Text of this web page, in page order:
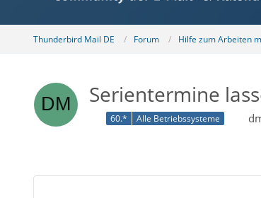
Thunderbird Mail DE Forum Hilfe zum Arbeiten
Serientermine
60.* Alle Betriebssysteme